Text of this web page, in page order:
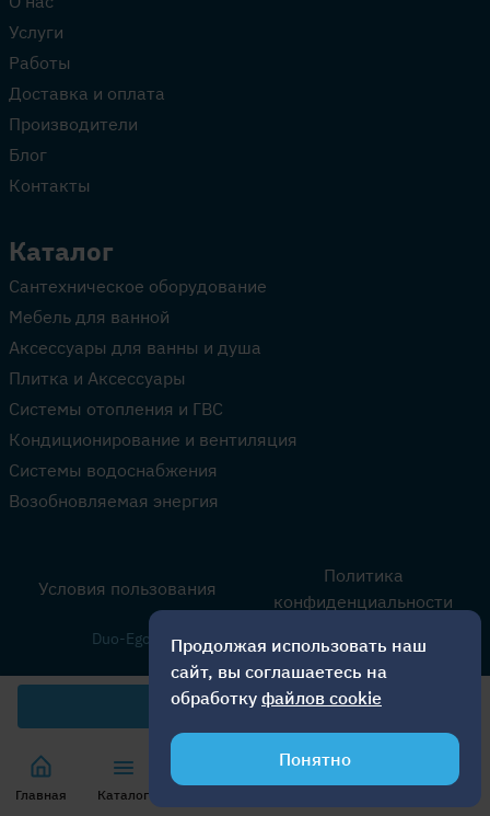
Услуги
Работы
Доставка и оплата
Производители
Блог
Контакты
Каталог
Сантехническое оборудование
Мебель для ванной
Аксессуары для ванны и душа
Плитка и Аксессуары
Системы отопления и ГВС
Кондиционирование и вентиляция
Системы водоснабжения
Возобновляемая энергия
Duo-Ego SRL © 2026. Все права защищены.
Условия пользования
Политика
конфиденциальности
1 800 лей
Главная Каталог
Продолжая использовать наш
сайт, вы соглашаетесь на
обработку файлов cookie
Понятно